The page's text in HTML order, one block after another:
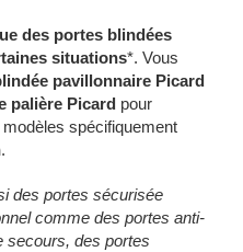
des portes blindées
situations*. Vous
pavillonnaire Picard
palière Picard pour
spécifiquement
.
des portes sécurisée
comme des portes anti-
secours, des portes